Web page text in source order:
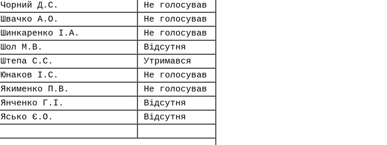
Чорний Д.С.
Не голосував
Швачко А.О.
Не голосував
Шинкаренко І.А.
Не голосував
Шол М.В.
Відсутня
Штепа С.С.
Утримався
Юнаков І.С.
Не голосував
Якименко П.В.
Не голосував
Янченко Г.І.
Відсутня
Ясько Є.О.
Відсутня